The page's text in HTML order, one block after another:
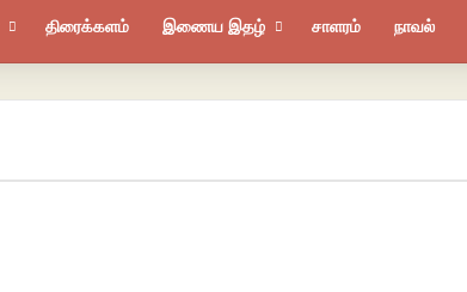
திரைக்களம் இணைய இதழ் சாளரம் நாவல்